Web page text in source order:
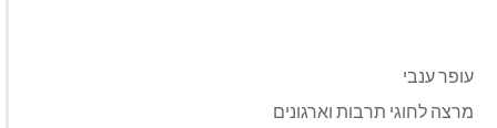
עופר ענבי
מרצה לחוגי תרבות וארגונים